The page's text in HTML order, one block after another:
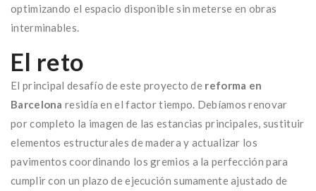
optimizando el espacio disponible sin meterse en obras
interminables.
El reto
El principal desafío de este proyecto de reforma en
Barcelona residía en el factor tiempo. Debíamos renovar
por completo la imagen de las estancias principales, sustituir
elementos estructurales de madera y actualizar los
pavimentos coordinando los gremios a la perfección para
cumplir con un plazo de ejecución sumamente ajustado de